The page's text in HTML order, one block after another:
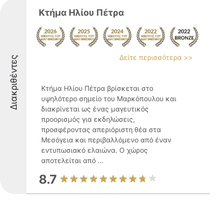
Διακριθέντες
Κτήμα Ηλίου Πέτρα
Δείτε περισσότερα >>
Κτήμα Ηλίου Πέτρα βρίσκεται στο
υψηλότερο σημείο του Μαρκόπουλου και
διακρίνεται ως ένας μαγευτικός
προορισμός για εκδηλώσεις,
προσφέροντας απεριόριστη θέα στα
Μεσόγεια και περιβαλλόμενο από έναν
εντυπωσιακό ελαιώνα. Ο χώρος
αποτελείται από ...
8.7